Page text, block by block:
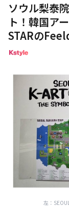
ソウル梨泰
ト！韓国ア
STARの
左：